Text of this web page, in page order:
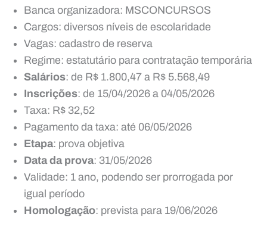
Banca organizadora: MSCONCURSOS
Cargos: diversos níveis de escolaridade
Vagas: cadastro de reserva
Regime: estatutário para contratação temporária
Salários: de R$ 1.800,47 a R$ 5.568,49
Inscrições: de 15/04/2026 a 04/05/2026
Taxa: R$ 32,52
Pagamento da taxa: até 06/05/2026
Etapa: prova objetiva
Data da prova: 31/05/2026
Validade: 1 ano, podendo ser prorrogada por
igual período
Homologação: prevista para 19/06/2026